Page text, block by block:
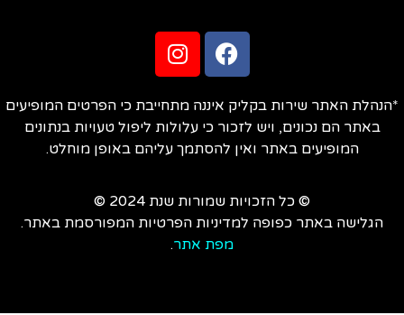
האתר שירות בקליק איננה מתחייבת כי הפרטים המופיעים
באתר הם נכונים, ויש לזכור כי עלולות ליפול טעויות בנתונים
המופיעים באתר ואין להסתמך עליהם באופן מוחלט.
© כל הזכויות שמורות שנת 2024 ©
הגלישה באתר כפופה למדיניות הפרטיות המפורסמת באתר.
מפת אתר.